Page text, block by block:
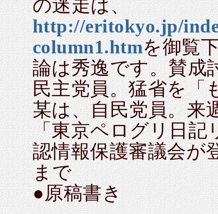
の迷走は、
http://eritokyo.jp/
column1.htmを御覧
論は秀逸です。賛成
民主党員。猛省を「
某は、自民党員。来
「東京ペログリ日記
認情報保護審議会
まで
●原稿書き